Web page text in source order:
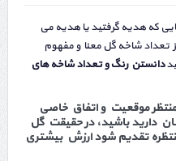
که هدیه گرفتید یا هدیه می
تعداد شاخه گل معنا و مفهوم
دانستن رنگ و تعداد شاخه های
موقعیت و اتفاق خاصی
دارید باشید، در حقیقت گل
تقدیم شود ارزش بیشتری